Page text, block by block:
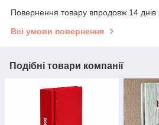
Повернення товару впродовж 14 днів
Всі умови повернення
Подібні товари компанії